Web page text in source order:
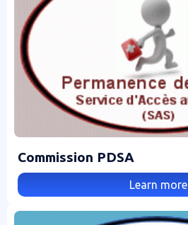
Commission PDSA
Learn more